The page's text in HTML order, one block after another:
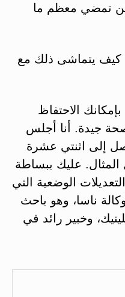
تمضي معظم ما
كيف يتماشى ذلك مع
الاحتفاظ
جيدة. أنا أجلس
إلى اثنتي عشرة
عليك ببساطة
الوضعية التي
ناسا، وهو باحث
وخبير رائد في